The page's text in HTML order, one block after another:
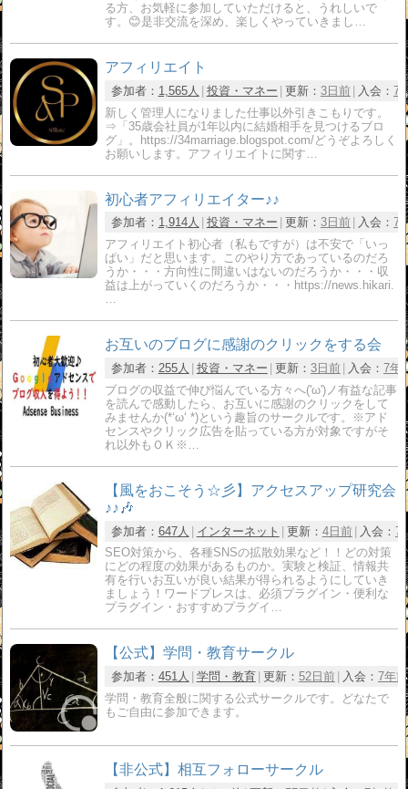
る方、お気軽に参加していただけると、うれしいで
す。😊是非交流を深め、楽しくやっていきまし…
アフィリエイト
参加者： 1,565人 投資・マネー 更新： 3日前 入会： 7
新しく管理人になりました仕事以外引きこもりです。
⇒「35歳会社員が1年以内に結婚相手を見つけるブロ
グ」。https://34marriage.blogspot.com/どうぞよろしく
お願いします。アフィリエイトに関す…
初心者アフィリエイター♪♪
参加者： 1,914人 投資・マネー 更新： 3日前 入会： 7
アフィリエイト初心者（私もですが）は不安で「いっ
ぱい」だと思います。このやり方であっているのだろ
うか・・・方向性に間違いはないのだろうか・・・収
益は上がっていくのだろうか・・・https://news.hikari.
…
お互いのブログに感謝のクリックをする会
参加者： 255人 投資・マネー 更新： 3日前 入会： 7年
ブログの収益で伸び悩んでいる方々へ('ω')ノ有益な記事
を読んで感動したら、お互いに感謝のクリックをして
みませんか(*‘ω‘ *)という趣旨のサークルです。※アド
センスやクリック広告を貼っている方が対象ですがそ
れ以外もＯＫ※…
【風をおこそう☆彡】アクセスアップ研究会
♪♪🎶
参加者： 647人 インターネット 更新： 4日前 入会： 7
SEO対策から、各種SNSの拡散効果など！！どの対策
にどの程度の効果があるものか。実験と検証、情報共
有を行いお互いが良い結果が得られるようにしていき
ましょう！ワードプレスは、必須プラグイン・便利な
プラグイン・おすすめプラグイ…
【公式】学問・教育サークル
参加者： 451人 学問・教育 更新： 52日前 入会： 7年前
学問・教育全般に関する公式サークルです。どなたで
もご自由に参加できます。
【非公式】相互フォローサークル